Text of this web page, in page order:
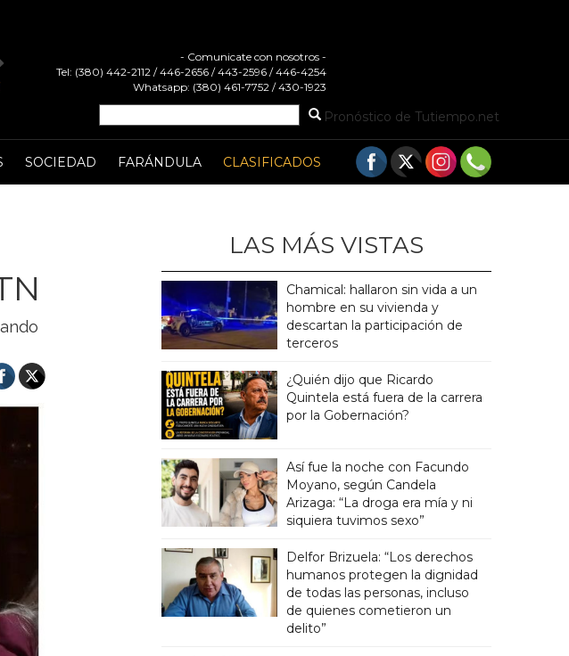
- Comunicate con nosotros -
Tel: (380) 442-2112 / 446-2656 / 443-2596 / 446-4254
Whatsapp: (380) 461-7752 / 430-1923
Pronóstico de Tutiempo.net
SOCIEDAD FARÁNDULA CLASIFICADOS
LAS MÁS VISTAS
Chamical: hallaron sin vida a un
hombre en su vivienda y
descartan la participación de
terceros
¿Quién dijo que Ricardo
Quintela está fuera de la carrera
por la Gobernación?
Así fue la noche con Facundo
Moyano, según Candela
Arizaga: “La droga era mía y ni
siquiera tuvimos sexo”
Delfor Brizuela: “Los derechos
humanos protegen la dignidad
de todas las personas, incluso
de quienes cometieron un
delito”